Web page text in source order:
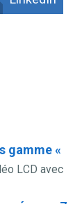
gamme «
LCD avec